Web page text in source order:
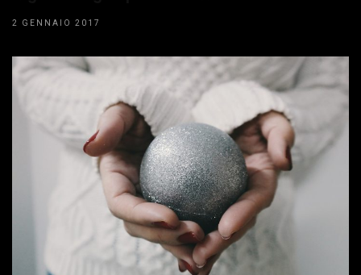
2 GENNAIO 2017